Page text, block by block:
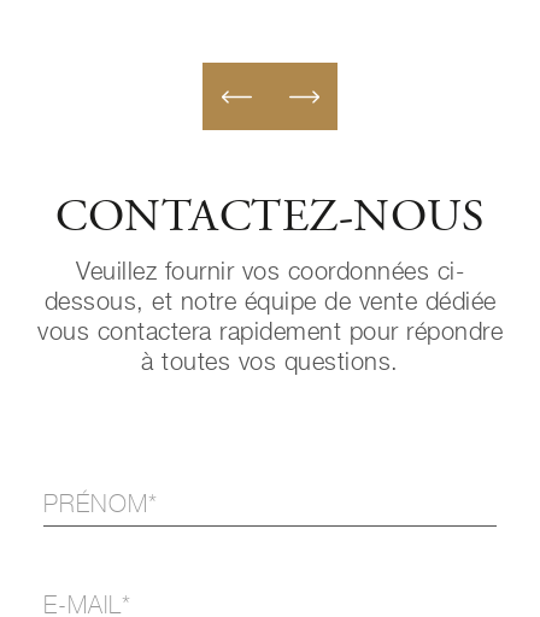
CONTACTEZ-NOUS
Veuillez fournir vos coordonnées ci-
dessous, et notre équipe de vente dédiée
vous contactera rapidement pour répondre
à toutes vos questions.